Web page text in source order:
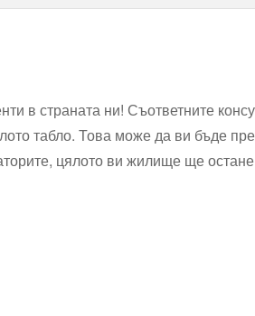
в страната ни! Съответните
табло. Това може да ви бъде
цялото ви жилище ще остане